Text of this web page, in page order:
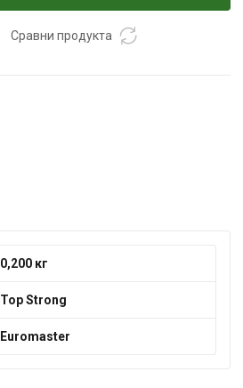
Сравни продукта
0,200 кг
Top Strong
Euromaster